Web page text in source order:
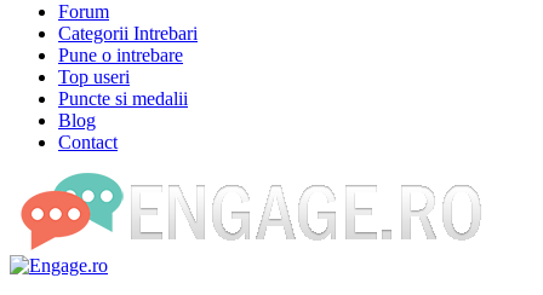
Forum
Categorii Intrebari
Pune o intrebare
Top useri
Puncte si medalii
Blog
Contact